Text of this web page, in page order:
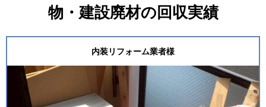
物・建設廃材の回収実績
内装リフォーム業者様